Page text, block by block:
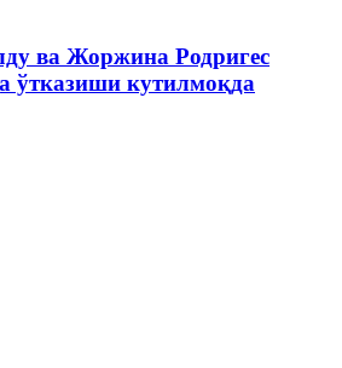
ва Жоржина Родригес
ўтказиши кутилмоқда